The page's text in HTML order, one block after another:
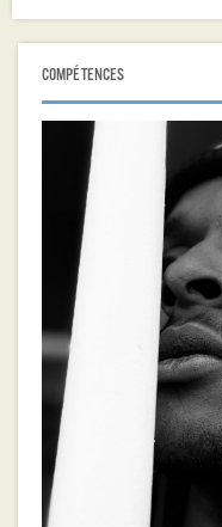
COMPÉTENCES